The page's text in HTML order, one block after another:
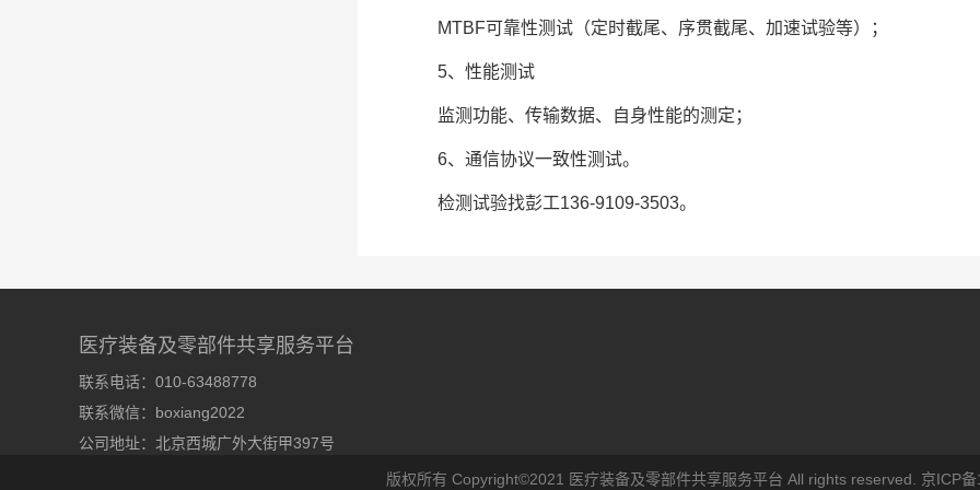
MTBF可靠性测试（定时截尾、序贯截尾、加速试验等）；
5、性能测试
监测功能、传输数据、自身性能的测定；
6、通信协议一致性测试。
检测试验找彭工136-9109-3503。
医疗装备及零部件共享服务平台
联系电话：010-63488778
联系微信：boxiang2022
公司地址：北京西城广外大街甲397号
版权所有 Copyright©2021 医疗装备及零部件共享服务平台 All rights reserved. 京ICP